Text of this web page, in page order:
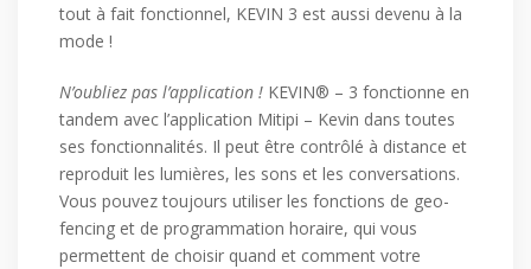
tout à fait fonctionnel, KEVIN 3 est aussi devenu à la
mode !
N’oubliez pas l’application ! KEVIN® – 3 fonctionne en
tandem avec l’application Mitipi – Kevin dans toutes
ses fonctionnalités. Il peut être contrôlé à distance et
reproduit les lumières, les sons et les conversations.
Vous pouvez toujours utiliser les fonctions de geo-
fencing et de programmation horaire, qui vous
permettent de choisir quand et comment votre